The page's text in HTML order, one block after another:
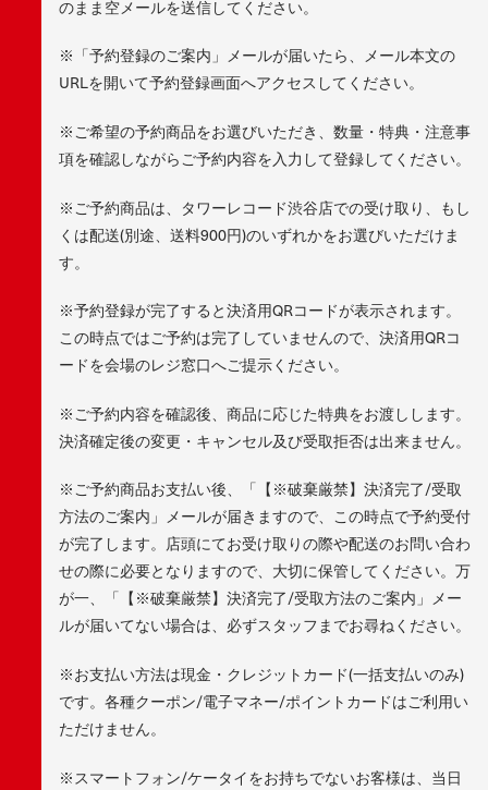
のまま空メールを送信してください。
※「予約登録のご案内」メールが届いたら、メール本文の
URLを開いて予約登録画面へアクセスしてください。
※ご希望の予約商品をお選びいただき、数量・特典・注意事
項を確認しながらご予約内容を入力して登録してください。
※ご予約商品は、タワーレコード渋谷店での受け取り、もし
くは配送(別途、送料900円)のいずれかをお選びいただけま
す。
※予約登録が完了すると決済用QRコードが表示されます。
この時点ではご予約は完了していませんので、決済用QRコ
ードを会場のレジ窓口へご提示ください。
※ご予約内容を確認後、商品に応じた特典をお渡しします。
決済確定後の変更・キャンセル及び受取拒否は出来ません。
※ご予約商品お支払い後、「【※破棄厳禁】決済完了/受取
方法のご案内」メールが届きますので、この時点で予約受付
が完了します。店頭にてお受け取りの際や配送のお問い合わ
せの際に必要となりますので、大切に保管してください。万
が一、「【※破棄厳禁】決済完了/受取方法のご案内」メー
ルが届いてない場合は、必ずスタッフまでお尋ねください。
※お支払い方法は現金・クレジットカード(一括支払いのみ)
です。各種クーポン/電子マネー/ポイントカードはご利用い
ただけません。
※スマートフォン/ケータイをお持ちでないお客様は、当日